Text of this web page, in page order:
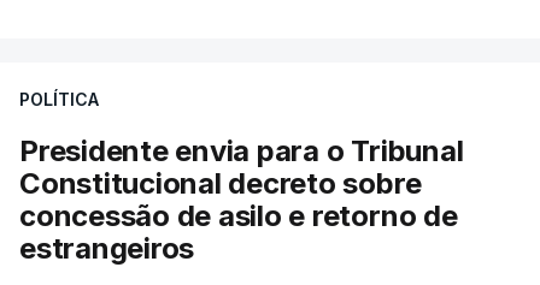
sistema mais simples, mais justo e transparente".
"Sempre que seja possível reduzir burocracias,
eliminar sobreposições e garantir que os apoios
chegam a quem mais necessita, estaremos a dar
um passo na direção certa", argumenta o
POLÍTICA
Presidente envia para o Tribunal
Constitucional decreto sobre
concessão de asilo e retorno de
estrangeiros